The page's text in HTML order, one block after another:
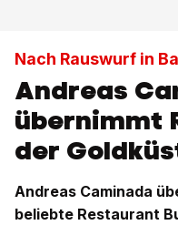
Nach Rauswurf in
Andreas
übernimmt
der
Andreas Caminada
beliebte Restaurant